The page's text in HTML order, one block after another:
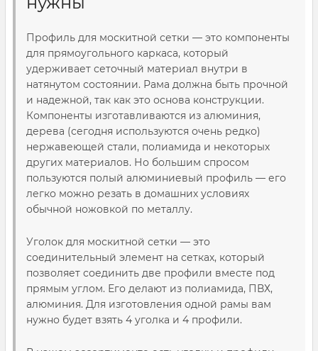
Профиль для москитной сетки — это компоненты
для прямоугольного каркаса, который
удерживает сеточный материал внутри в
натянутом состоянии. Рама должна быть прочной
и надежной, так как это основа конструкции.
Компоненты изготавливаются из алюминия,
дерева (сегодня используются очень редко)
нержавеющей стали, полиамида и некоторых
других материалов. Но большим спросом
пользуются полый алюминиевый профиль — его
легко можно резать в домашних условиях
обычной ножовкой по металлу.
Уголок для москитной сетки — это
соединительный элемент на сетках, который
позволяет соединить две профили вместе под
прямым углом. Его делают из полиамида, ПВХ,
алюминия. Для изготовления одной рамы вам
нужно будет взять 4 уголка и 4 профили.